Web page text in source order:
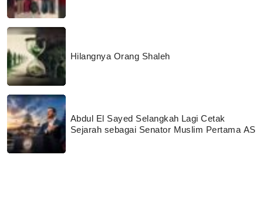
Hilangnya Orang Shaleh
Abdul El Sayed Selangkah Lagi Cetak
Sejarah sebagai Senator Muslim Pertama AS